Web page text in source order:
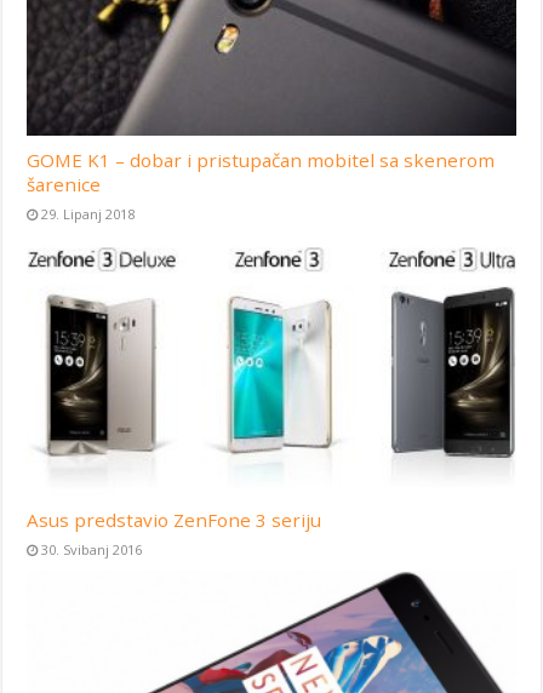
GOME K1 – dobar i pristupačan mobitel sa skenerom
šarenice
29. Lipanj 2018
Asus predstavio ZenFone 3 seriju
30. Svibanj 2016